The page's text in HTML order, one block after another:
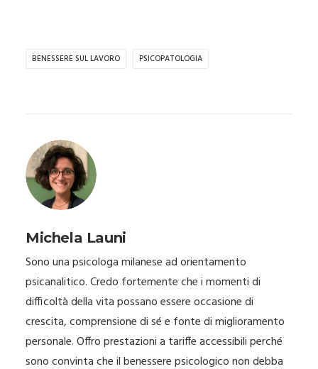
BENESSERE SUL LAVORO PSICOPATOLOGIA
Michela Launi
Sono una psicologa milanese ad orientamento
psicanalitico. Credo fortemente che i momenti di
difficoltà della vita possano essere occasione di
crescita, comprensione di sé e fonte di miglioramento
personale. Offro prestazioni a tariffe accessibili perché
sono convinta che il benessere psicologico non debba